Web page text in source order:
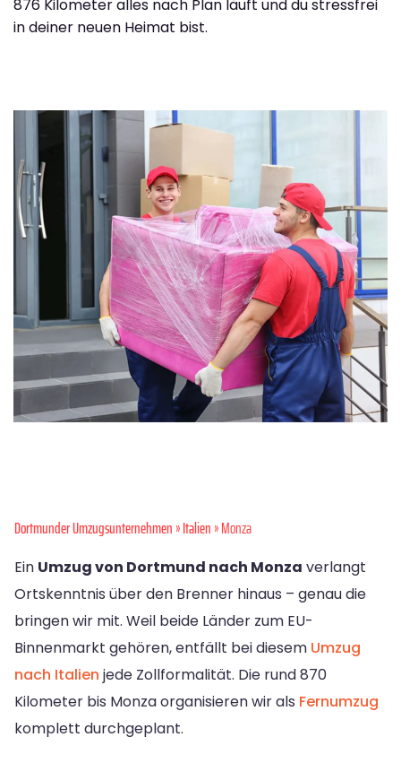
876 Kilometer alles nach Plan läuft und du stressfrei
in deiner neuen Heimat bist.
Dortmunder Umzugsunternehmen»Italien» Monza
Ein Umzug von Dortmund nach Monza verlangt
Ortskenntnis über den Brenner hinaus – genau die
bringen wir mit. Weil beide Länder zum EU-
Binnenmarkt gehören, entfällt bei diesem Umzug
nach Italien jede Zollformalität. Die rund 870
Kilometer bis Monza organisieren wir als Fernumzug
komplett durchgeplant.